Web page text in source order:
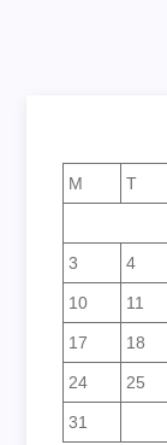
M
T
3 4
10 11
17 18
24 25
31